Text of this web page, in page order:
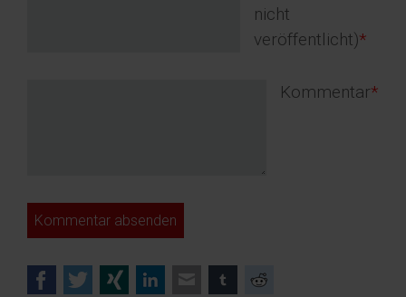
nicht
veröffentlicht)*
Pflichtfeld
Kommentar*
Kommentar absenden
FacebookTwitterXing LinkedInE-mail tumblr